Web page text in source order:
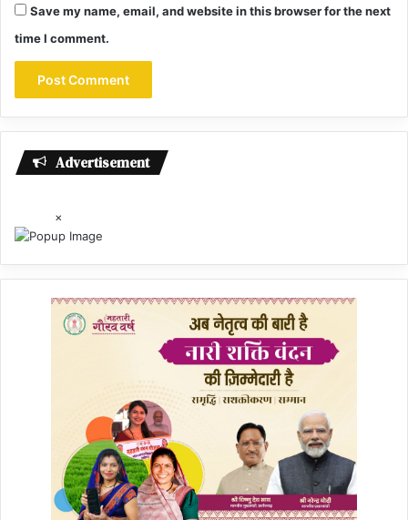
Save my name, email, and website in this browser for the next
time I comment.
Advertisement
×